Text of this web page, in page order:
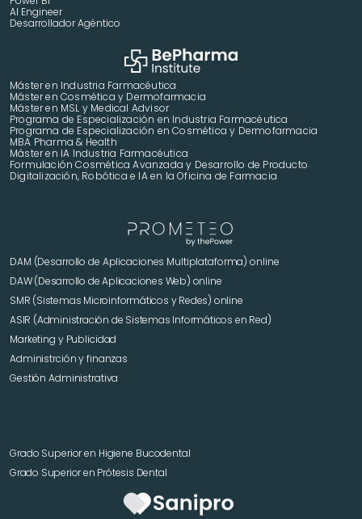
AI Engineer
Desarrollador Agéntico
Máster en Industria Farmacéutica
Máster en Cosmética y Dermofarmacia
Máster en MSL y Medical Advisor
Programa de Especialización en Industria Farmacéutica
Programa de Especialización en Cosmética y Dermofarmacia
MBA Pharma & Health
Máster en IA Industria Farmacéutica
Formulación Cosmética Avanzada y Desarrollo de Producto
Digitalización, Robótica e IA en la Oficina de Farmacia
DAM (Desarrollo de Aplicaciones Multiplataforma) online
DAW (Desarrollo de Aplicaciones Web) online
SMR (Sistemas Microinformáticos y Redes) online
ASIR (Administración de Sistemas Informáticos en Red)
Marketing y Publicidad
Administrción y finanzas
Gestión Administrativa
Grado Superior en Higiene Bucodental
Grado Superior en Prótesis Dental